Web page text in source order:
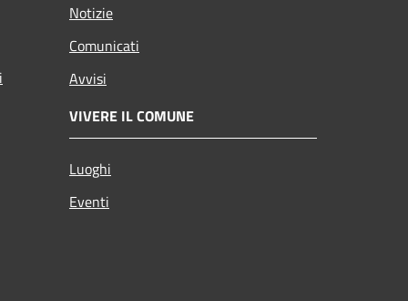
Notizie
Comunicati
Avvisi
VIVERE IL COMUNE
Luoghi
Eventi